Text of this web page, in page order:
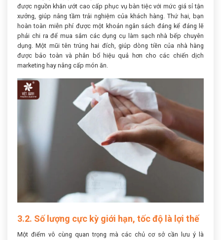
được nguồn khăn ướt cao cấp phục vụ bàn tiệc với mức giá sỉ tận
xưởng, giúp nâng tầm trải nghiệm của khách hàng. Thứ hai, bạn
hoàn toàn miễn phí được một khoản ngân sách đáng kể đáng lẽ
phải chi ra để mua sắm các dụng cụ làm sạch nhà bếp chuyên
dụng. Một mũi tên trúng hai đích, giúp dòng tiền của nhà hàng
được bảo toàn và phân bổ hiệu quả hơn cho các chiến dịch
marketing hay nâng cấp món ăn.
3.2. Số lượng cực kỳ giới hạn, tốc độ là lợi thế
Một điểm vô cùng quan trọng mà các chủ cơ sở cần lưu ý là